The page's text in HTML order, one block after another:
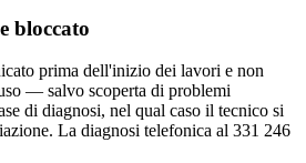
bloccato
prima dell'inizio dei lavori e non
— salvo scoperta di problemi
di diagnosi, nel qual caso il tecnico si
La diagnosi telefonica al 331 246